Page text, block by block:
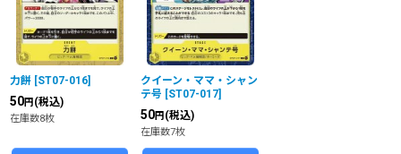
力餅 [ST07-016]
50円 (税込)
在庫数8枚
クイーン・ママ・シャン
テ号 [ST07-017]
50円 (税込)
在庫数7枚